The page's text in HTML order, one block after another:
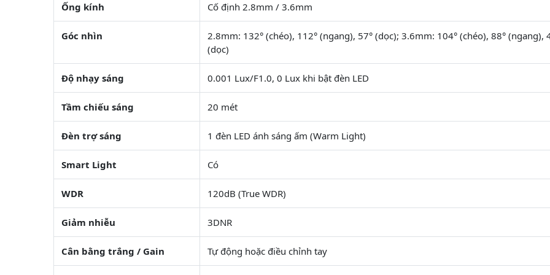
Ống kính Cố định 2.8mm / 3.6mm
Góc nhìn
2.8mm: 132° (chéo), 112° (ngang), 57° (dọc); 3.6mm: 104° (chéo), 88° (ngang),
(dọc)
Độ nhạy sáng 0.001 Lux/F1.0, 0 Lux khi bật đèn LED
Tầm chiếu sáng 20 mét
Đèn trợ sáng 1 đèn LED ánh sáng ấm (Warm Light)
Smart Light Có
WDR 120dB (True WDR)
Giảm nhiễu 3DNR
Cân bằng trắng / Gain Tự động hoặc điều chỉnh tay